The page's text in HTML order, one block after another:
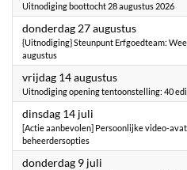
Uitnodiging boottocht 28 augustus 2026
donderdag 27 augustus2026
{Uitnodiging} Steunpunt Erfgoedteam:
augustus
vrijdag 14 augustus2026
Uitnodiging opening tentoonstelling: 40
dinsdag 14 juli
[Actie aanbevolen] Persoonlijke video-
beheerdersopties
donderdag 9 juli